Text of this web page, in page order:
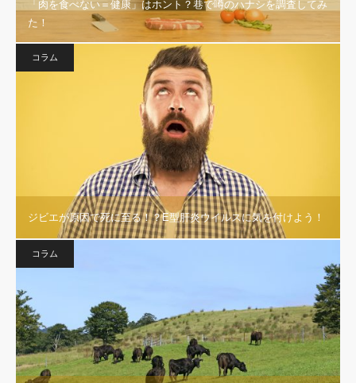
「肉を食べない＝健康」はホント？巷で噂のハナシを調査してみ
た！
コラム
ジビエが原因で死に至る！？E型肝炎ウイルスに気を付けよう！
コラム